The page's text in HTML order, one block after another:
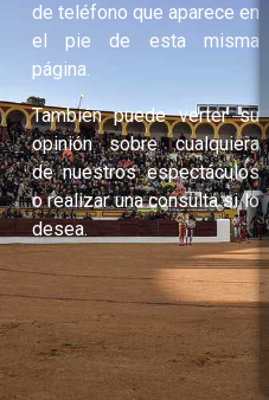
de teléfono que aparece en
el pie de esta misma
página.
También puede verter su
opinión sobre cualquiera
de nuestros espectáculos
o realizar una consulta si lo
desea.